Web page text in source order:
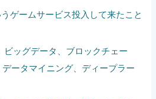
ゲームサービス投入して来たこと
ビッグデータ、ブロックチェー
ータマイニング、ディープラー